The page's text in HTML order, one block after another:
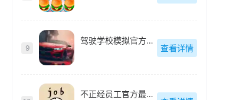
9
驾驶学校模拟官方最新版
查看详情
不正经员工官方最新版